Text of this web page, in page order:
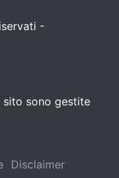
-
sono gestite
Disclaimer